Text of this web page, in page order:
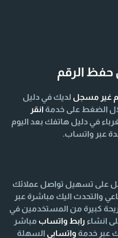
حفظ الرقم
غير مسجل لديك في دليل
الضغط على خدمة انقر
في دليل هاتفك بعد اليوم
عبر واتساب.
على تسهيل تواصل عملائك
والتحدث اليك مباشرة عبر
كبيرة من المستخدمين في
انشاء رابط واتساب مباشر
عبر خدمة واتسابي السهلة